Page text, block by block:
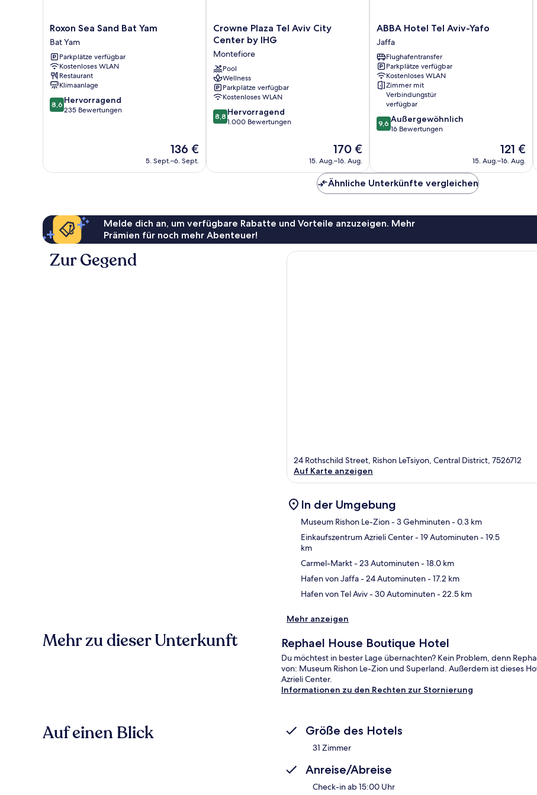
Roxon
Sea
Sand
Bat
Yam
Bat
Yam
Roxon Sea Sand Bat Yam
Bat Yam
Parkplätze verfügbar
Kostenloses WLAN
Restaurant
Klimaanlage
8.6
von
8,6 Hervorragend
235 Bewertungen
Der
Preis
beträgt
136 €
5. Sept.–6. Sept.
Crowne
Plaza
Aviv
City
Center
by
IHG
Montefiore
Crowne Plaza Tel Aviv City
Center by IHG
Montefiore
Pool
Wellness
Parkplätze verfügbar
Kostenloses WLAN
8.8
von
8,8 Hervorragend
1.000 Bewertungen
Der
Preis
beträgt
170 €
170 €
15. Aug.–16. Aug.
ABBA
Hotel
Tel
Aviv-
Yafo
Jaffa
ABBA Hotel Tel Aviv-Yafo
Jaffa
Flughafentransfer
Parkplätze verfügbar
Kostenloses WLAN
Zimmer mit
Verbindungstür
verfügbar
9.6
von
Bewertungen
9,6 Außergewöhnlich
16 Bewertungen
Der
Preis
beträgt
121 €
15. Aug.–16. Aug.
Ähnliche Unterkünfte vergleichen
Melde dich an, um verfügbare Rabatte und Vorteile anzuzeigen. Mehr
Prämien für noch mehr Abenteuer!
Zur Gegend
24 Rothschild Street, Rishon LeTsiyon, Central District, 7526712
Auf Karte anzeigen
In der Umgebung
Museum Rishon Le-Zion- 3 Gehminuten- 0.3 km
Einkaufszentrum Azrieli Center- 19 Autominuten- 19.5
km
Carmel-Markt- 23 Autominuten- 18.0 km
Hafen von Jaffa- 24 Autominuten- 17.2 km
Hafen von Tel Aviv- 30 Autominuten- 22.5 km
Mehr anzeigen
Mehr zu dieser Unterkunft Rephael House Boutique Hotel
Du möchtest in bester Lage übernachten? Kein Problem, denn
von: Museum Rishon Le-Zion und Superland. Außerdem ist dieses
Azrieli Center.
Informationen zu den Rechten zur Stornierung
Auf einen Blick Größe des Hotels
31 Zimmer
Anreise/Abreise
Check-in ab 15:00 Uhr